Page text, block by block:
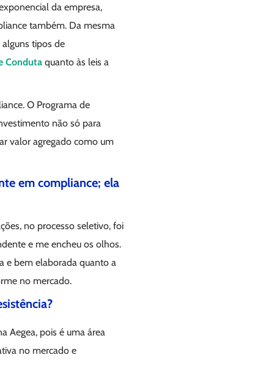
da empresa,
também. Da mesma
tipos de
Conduta quanto às leis a
O Programa de
não só para
valor agregado como um
em compliance; ela
no processo seletivo, foi
e me encheu os olhos.
e bem elaborada quanto a
no mercado.
Aegea, pois é uma área
no mercado e